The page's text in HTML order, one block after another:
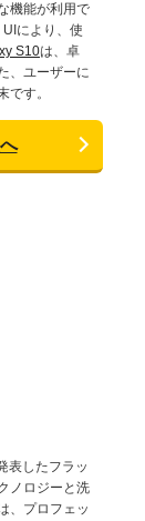
機能が利用で
により、使
S10は、卓
、ユーザーに
です。
表したフラッ
ノロジーと洗
、プロフェッ